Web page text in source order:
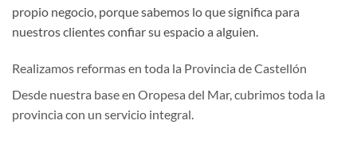
propio negocio, porque sabemos lo que significa para
nuestros clientes confiar su espacio a alguien.
Realizamos reformas en toda la Provincia de Castellón
Desde nuestra base en Oropesa del Mar, cubrimos toda la
provincia con un servicio integral.